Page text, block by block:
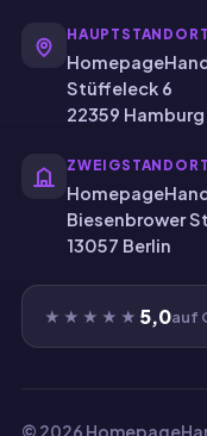
HAUPTSTANDORT
Stüffeleck 6
22359 Hamburg
ZWEIGSTANDORT
Biesenbrower
13057 Berlin
★★★★★ 5,0auf
© 2026